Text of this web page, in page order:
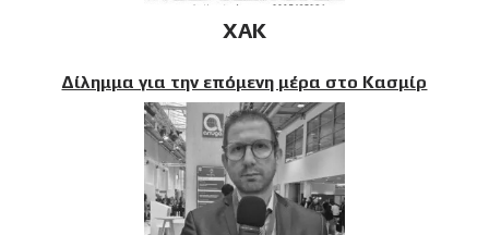
XAK
Δίλημμα για την επόμενη μέρα στο Κασμίρ